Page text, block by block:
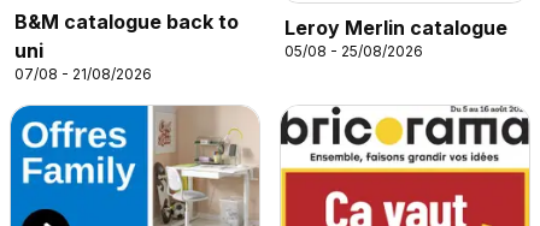
B&M catalogue back to
uni
07/08 - 21/08/2026
Leroy Merlin catalogue
05/08 - 25/08/2026